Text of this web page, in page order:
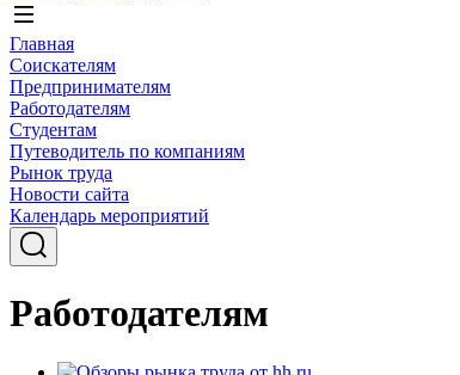
Главная
Соискателям
Предпринимателям
Работодателям
Студентам
Путеводитель по компаниям
Рынок труда
Новости сайта
Календарь мероприятий
Работодателям